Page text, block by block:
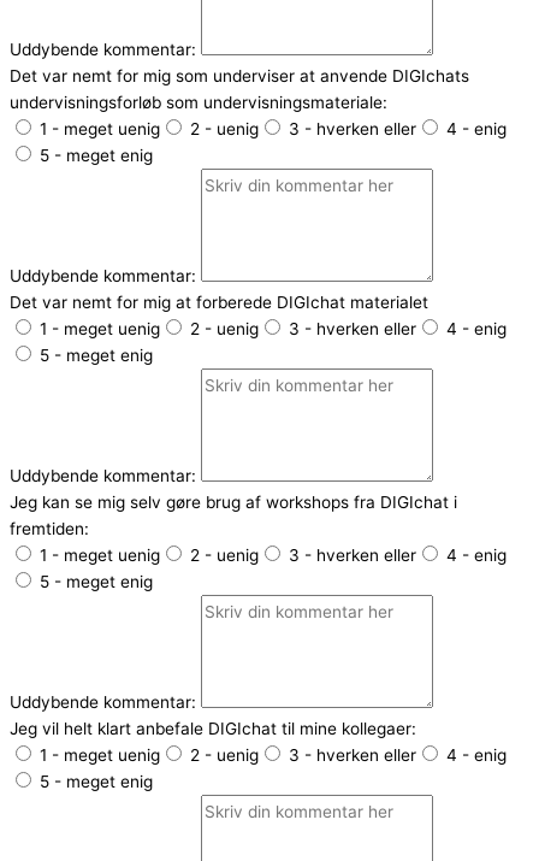
Uddybende kommentar:
Det var nemt for mig som underviser at anvende DIGIchats
undervisningsforløb som undervisningsmateriale:
1 - meget uenig
2 - uenig 3 - hverken eller
4 - enig
5 - meget enig
Uddybende kommentar:
Det var nemt for mig at forberede DIGIchat materialet
1 - meget uenig
2 - uenig 3 - hverken eller
4 - enig
5 - meget enig
Uddybende kommentar:
Jeg kan se mig selv gøre brug af workshops fra DIGIchat i
fremtiden:
1 - meget uenig
2 - uenig 3 - hverken eller
4 - enig
5 - meget enig
Uddybende kommentar:
Jeg vil helt klart anbefale DIGIchat til mine kollegaer:
1 - meget uenig
2 - uenig 3 - hverken eller
4 - enig
5 - meget enig